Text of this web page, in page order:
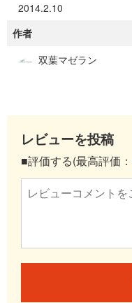
2014.2.10
作者
双葉マゼラン
レビューを投稿
■評価する(最高評価：